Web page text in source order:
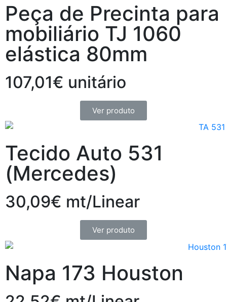
Peça de Precinta para
mobiliário TJ 1060
elástica 80mm
107,01€ unitário
Ver produto
Tecido Auto 531
(Mercedes)
30,09€ mt/Linear
Ver produto
Napa 173 Houston